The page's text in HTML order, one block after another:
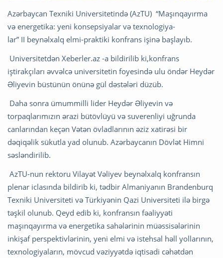
Azərbaycan Texniki Universitetində (AzTU) “Maşınqayırma
və energetika: yeni konsepsiyalar və tex­nologi­ya­
lar” II beynəlxalq elmi-praktiki konfrans işinə başlayıb.
Universitetdən Xeberler.az -a bildirilib ki,konfrans
iştirakçıları əvvəlcə universitetin foyesində ulu öndər Heydər
Əliyevin büstünün önünə gül dəstələri düzüb.
Daha sonra ümummilli lider Heydər Əliyevin və
torpaqlarımızın ərazi bütövlüyü və suverenliyi uğrunda
canlarından keçən Vətən övladlarının əziz xatirəsi bir
dəqiqəlik sükutla yad olunub. Azərbaycanın Dövlət Himni
səsləndirilib.
AzTU-nun rektoru Vilayət Vəliyev beynəlxalq konfransın
plenar iclasında bildirib ki, tədbir Almaniyanın Brandenburq
Texniki Universiteti və Türkiyənin Qazi Universiteti ilə birgə
təşkil olunub. Qeyd edib ki, konfransın fəaliyyəti
maşınqayırma və energetika sahələrinin müəssi­sə­lə­ri­nin
inkişaf perspektivlərinin, yeni elmi və istehsal həll yollarının,
tex­no­lo­gi­ya­la­rın, mövcud vəziyyətdə iqtisadi cəhətdən